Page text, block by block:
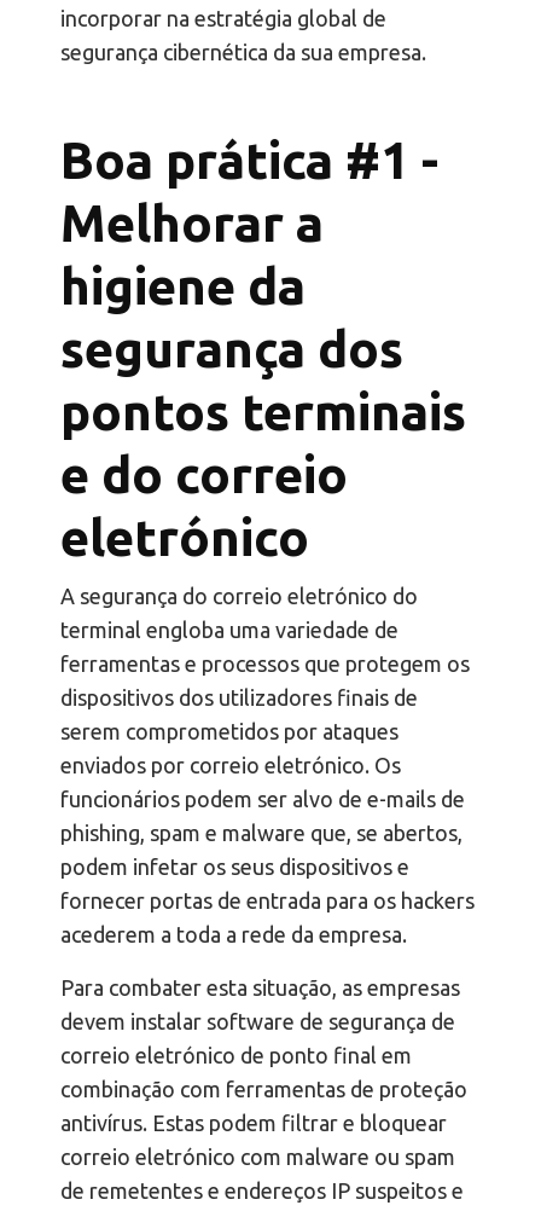
incorporar na estratégia global de
segurança cibernética da sua empresa.
Boa prática #1 -
Melhorar a
higiene da
segurança dos
pontos terminais
e do correio
eletrónico
A segurança do correio eletrónico do
terminal engloba uma variedade de
ferramentas e processos que protegem os
dispositivos dos utilizadores finais de
serem comprometidos por ataques
enviados por correio eletrónico. Os
funcionários podem ser alvo de e-mails de
phishing, spam e malware que, se abertos,
podem infetar os seus dispositivos e
fornecer portas de entrada para os hackers
acederem a toda a rede da empresa.
Para combater esta situação, as empresas
devem instalar software de segurança de
correio eletrónico de ponto final em
combinação com ferramentas de proteção
antivírus. Estas podem filtrar e bloquear
correio eletrónico com malware ou spam
de remetentes e endereços IP suspeitos e